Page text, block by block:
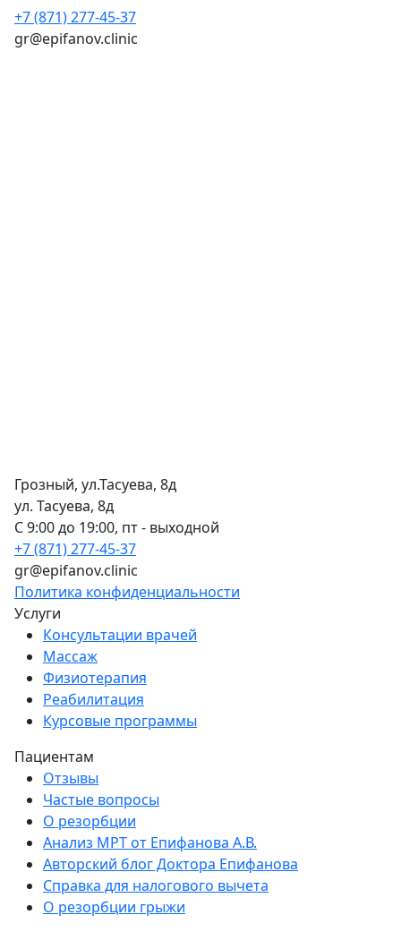
+7 (871) 277-45-37
gr@epifanov.clinic
Грозный, ул.Тасуева, 8д
ул. Тасуева, 8д
С 9:00 до 19:00, пт - выходной
+7 (871) 277-45-37
gr@epifanov.clinic
Политика конфиденциальности
Услуги
Консультации врачей
Массаж
Физиотерапия
Реабилитация
Курсовые программы
Пациентам
Отзывы
Частые вопросы
О резорбции
Анализ МРТ от Епифанова А.В.
Авторский блог Доктора Епифанова
Справка для налогового вычета
О резорбции грыжи